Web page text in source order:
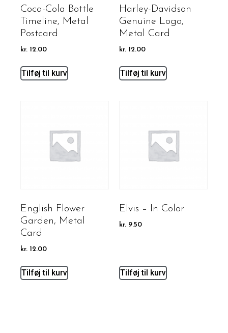
Coca-Cola Bottle
Timeline, Metal
Postcard
kr. 12.00
Tilføj til kurv
Harley-Davidson
Genuine Logo,
Metal Card
kr. 12.00
Tilføj til kurv
English Flower
Garden, Metal
Card
kr. 12.00
Tilføj til kurv
Elvis – In Color
kr. 9.50
Tilføj til kurv